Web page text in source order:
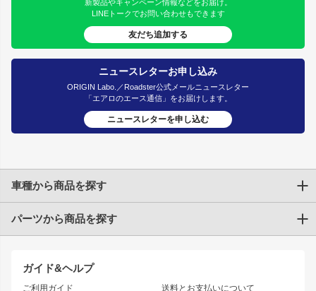
新製品やキャンペーン情報などをお届け。
LINEトークでお問い合わせもできます
友だち追加する
ニュースレターお申し込み
ORIGIN Labo.／Roadster公式メールニュースレター
「エアロのエース通信」をお届けします。
ニュースレターを申し込む
ガイド&ヘルプ
ご利用ガイド
送料とお支払いについて
車種から商品を探す
トヨタ
JZX90 CHASER
パーツから商品を探す
エアロシリーズ